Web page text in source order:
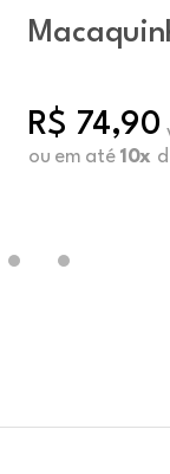
R$ 74,90
ou em até 10x